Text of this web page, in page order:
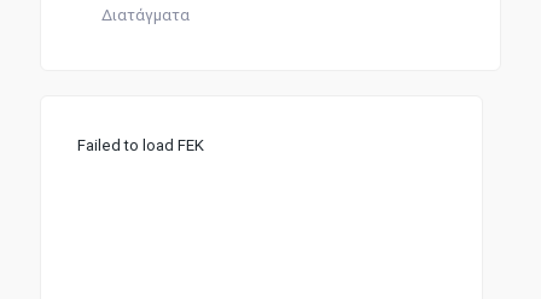
Failed to load FEK
Διατάγματα